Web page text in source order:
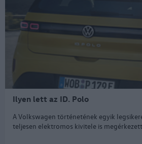
Ilyen lett az ID. Polo
A Volkswagen történetének egyik
teljesen elektromos kivitele is